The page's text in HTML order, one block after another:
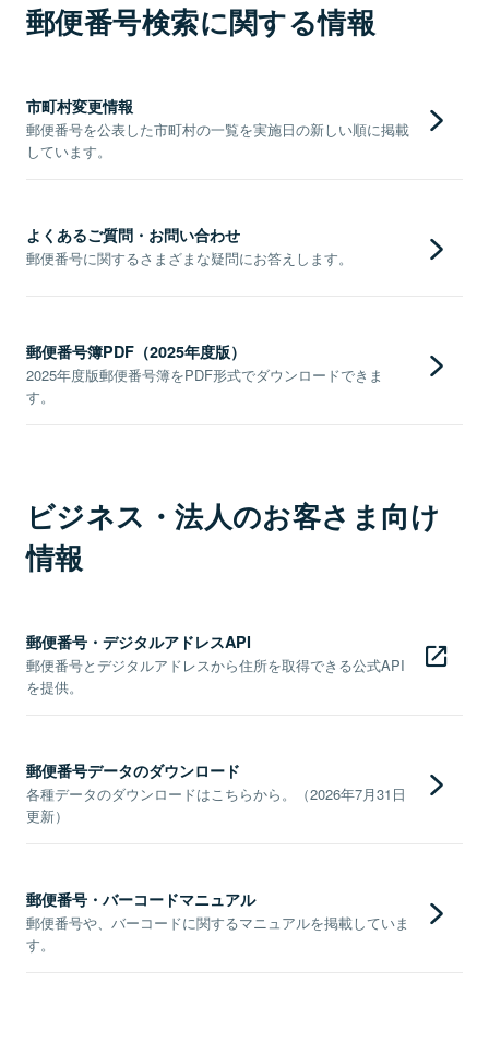
郵便番号検索に関する情報
市町村変更情報
郵便番号を公表した市町村の一覧を実施日の新しい順に掲載
しています。
よくあるご質問・お問い合わせ
郵便番号に関するさまざまな疑問にお答えします。
郵便番号簿PDF（2025年度版）
2025年度版郵便番号簿をPDF形式でダウンロードできま
す。
ビジネス・法人のお客さま向け
情報
郵便番号・デジタルアドレスAPI
郵便番号とデジタルアドレスから住所を取得できる公式API
を提供。
郵便番号データのダウンロード
各種データのダウンロードはこちらから。（2026年7月31日
更新）
郵便番号・バーコードマニュアル
郵便番号や、バーコードに関するマニュアルを掲載していま
す。